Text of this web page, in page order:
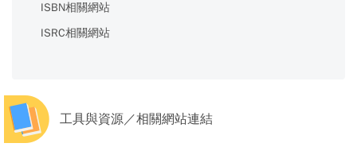
ISBN相關網站
ISRC相關網站
工具與資源／相關網站連結